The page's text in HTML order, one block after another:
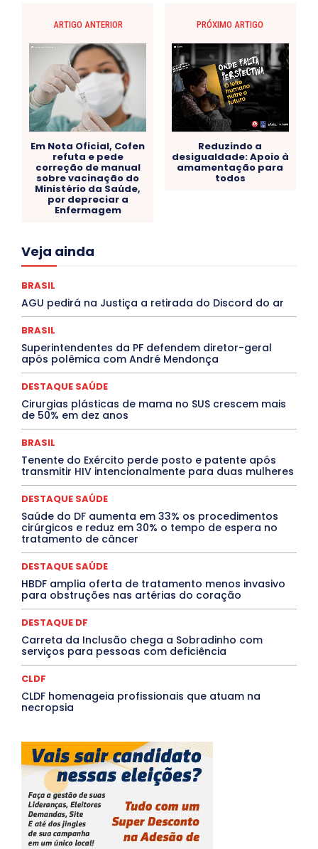
ARTIGO ANTERIOR
Em Nota Oficial, Cofen
refuta e pede
correção de manual
sobre vacinação do
Ministério da Saúde,
por depreciar a
Enfermagem
PRÓXIMO ARTIGO
Reduzindo a
desigualdade: Apoio à
amamentação para
todos
Veja ainda
Acre
Congressuanas & Esplanadumas
Covid-19
Cultura e Tal
DANÇA Dengue
Denuncia
DESTAQUE BRASIL
DESTAQUE DF
DESTAQUE SAÚDE
DESTAQUES OUTROS
DISTRITO FEDERAL
EDUCAÇÃO
ELEIÇÕES
EMPREGO E OPORTUNIDADES
Especial
Espírito Santo ESPORTE
ESTÁGIO
EVENTOS
Febre Oropouche
Goiás
INTELIGÊNCIA ARTIFICIAL
INTERNACIONAL
MEIO AMBIENTE
MÚSICA
O Plantonista Opinião Oropouche
Paraíba
Paraná Pernambuco Piauí
POLÍTICA
PROCESSO SELETIVO
PUBLIEDITORIAL
QUALIFICAÇÃO PROFISSIONAL
Rio de Janeiro
Rio Grande do Sul
Roraima
Santa Catarina
São Paulo SARAMPO
SAÚDE
Saúde Agora
TÁ FROID?
TEATRO TECNOLOGIA
TIC TAC
Mais
BRASIL
AGU pedirá na Justiça a retirada do Discord do ar
BRASIL
Superintendentes da PF defendem diretor-geral
após polêmica com André Mendonça
DESTAQUE SAÚDE
Cirurgias plásticas de mama no SUS crescem mais
de 50% em dez anos
BRASIL
Tenente do Exército perde posto e patente após
transmitir HIV intencionalmente para duas mulheres
DESTAQUE SAÚDE
Saúde do DF aumenta em 33% os procedimentos
cirúrgicos e reduz em 30% o tempo de espera no
tratamento de câncer
DESTAQUE SAÚDE
HBDF amplia oferta de tratamento menos invasivo
para obstruções nas artérias do coração
DESTAQUE DF
Carreta da Inclusão chega a Sobradinho com
serviços para pessoas com deficiência
CLDF
CLDF homenageia profissionais que atuam na
necropsia